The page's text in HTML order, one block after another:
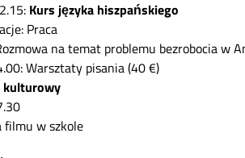
Kurs języka hiszpańskiego
Praca
na temat problemu bezrobocia w
Warsztaty pisania (40 €)
kulturowy
filmu w szkole